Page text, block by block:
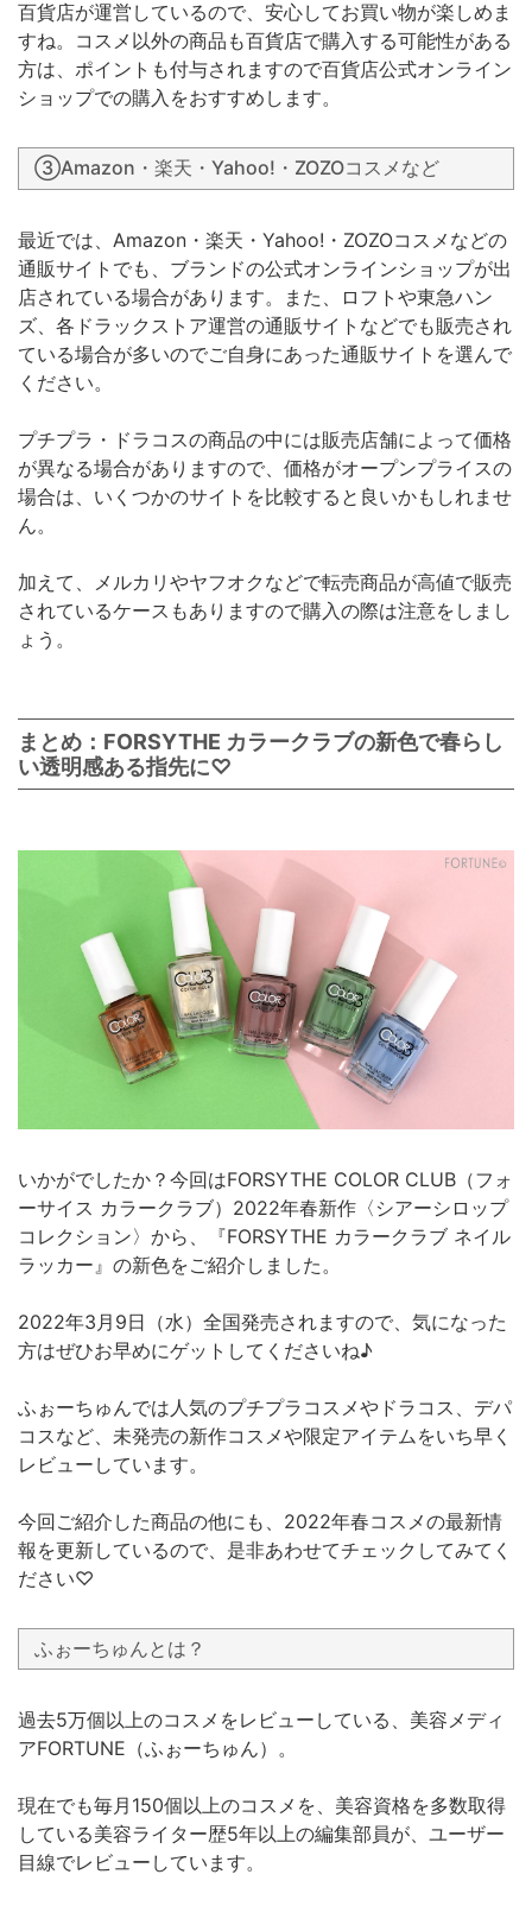
百貨店が運営しているので、安心してお買い物が楽しめま
すね。コスメ以外の商品も百貨店で購入する可能性がある
方は、ポイントも付与されますので百貨店公式オンライン
ショップでの購入をおすすめします。
③Amazon・楽天・Yahoo!・ZOZOコスメなど
最近では、Amazon・楽天・Yahoo!・ZOZOコスメなどの
通販サイトでも、ブランドの公式オンラインショップが出
店されている場合があります。また、ロフトや東急ハン
ズ、各ドラックストア運営の通販サイトなどでも販売され
ている場合が多いのでご自身にあった通販サイトを選んで
ください。
プチプラ・ドラコスの商品の中には販売店舗によって価格
が異なる場合がありますので、価格がオープンプライスの
場合は、いくつかのサイトを比較すると良いかもしれませ
ん。
加えて、メルカリやヤフオクなどで転売商品が高値で販売
されているケースもありますので購入の際は注意をしまし
ょう。
まとめ：FORSYTHE カラークラブの新色で春らし
い透明感ある指先に♡
いかがでしたか？今回はFORSYTHE COLOR CLUB（フォ
ーサイス カラークラブ）2022年春新作〈シアーシロップ
コレクション〉から、『FORSYTHE カラークラブ ネイル
ラッカー』の新色をご紹介しました。
2022年3月9日（水）全国発売されますので、気になった
方はぜひお早めにゲットしてくださいね♪
ふぉーちゅんでは人気のプチプラコスメやドラコス、デパ
コスなど、未発売の新作コスメや限定アイテムをいち早く
レビューしています。
今回ご紹介した商品の他にも、2022年春コスメの最新情
報を更新しているので、是非あわせてチェックしてみてく
ださい♡
ふぉーちゅんとは？
過去5万個以上のコスメをレビューしている、美容メディ
アFORTUNE（ふぉーちゅん）。
現在でも毎月150個以上のコスメを、美容資格を多数取得
している美容ライター歴5年以上の編集部員が、ユーザー
目線でレビューしています。